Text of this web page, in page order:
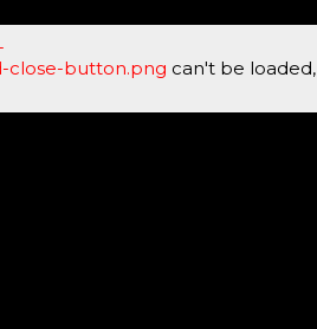
close-button.png can't be loaded,